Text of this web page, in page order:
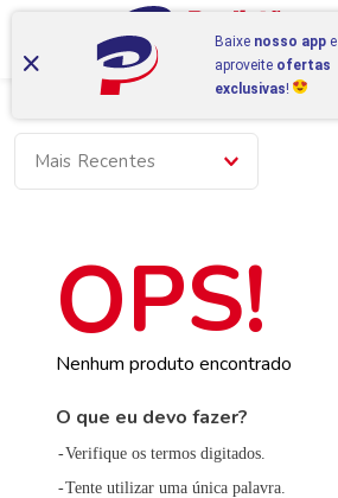
Mais Recentes
Nenhum produto encontrado
O que eu devo fazer?
Verifique os termos digitados.
Tente utilizar uma única palavra.
Baixe nosso app e
aproveite ofertas
exclusivas!